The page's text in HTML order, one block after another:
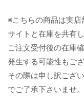
※こちらの商品は実
サイトと在庫を共有
ご注文受付後の在庫
発生する可能性もござ
その際は申し訳ござ
でご了承下さいませ。